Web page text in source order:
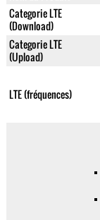
Categorie LTE
(Download)
Categorie LTE
(Upload)
LTE (fréquences)